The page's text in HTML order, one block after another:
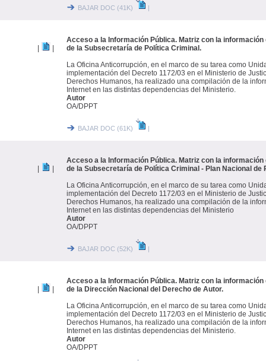
BAJAR DOC (41K) |
Acceso a la Información Pública. Matriz con la
de la Subsecretaría de Política Criminal.
La Oficina Anticorrupción, en el marco de su tarea como
implementación del Decreto 1172/03 en el Ministerio de
Derechos Humanos, ha realizado una compilación de la
Internet en las distintas dependencias del Ministerio.
Autor
OA/DPPT
BAJAR DOC (61K) |
Acceso a la Información Pública. Matriz con la
de la Subsecretaría de Política Criminal - Plan Nacional de
La Oficina Anticorrupción, en el marco de su tarea como
implementación del Decreto 1172/03 en el Ministerio de
Derechos Humanos, ha realizado una compilación de la
Internet en las distintas dependencias del Ministerio
Autor
OA/DPPT
BAJAR DOC (52K) |
Acceso a la Información Pública. Matriz con la
de la Dirección Nacional del Derecho de Autor.
La Oficina Anticorrupción, en el marco de su tarea como
implementación del Decreto 1172/03 en el Ministerio de
Derechos Humanos, ha realizado una compilación de la
Internet en las distintas dependencias del Ministerio.
Autor
OA/DPPT